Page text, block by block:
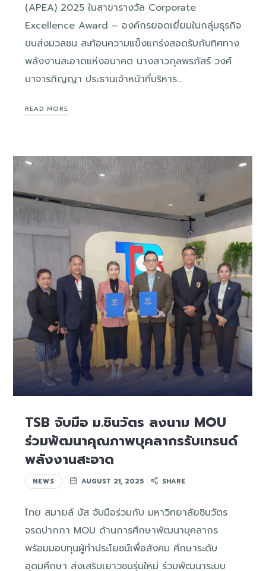
(APEA) 2025 ในสาขารางวัล Corporate
Excellence Award – องค์กรยอดเยี่ยมในกลุ่มธุรกิจ
ขนส่งมวลชน สะท้อนความแข็งแกร่งสอดรับกับทิศทาง
พลังงานสะอาดแห่งอนาคต นางสาวกุลพรภัสร์ วงศ์
มาจารภิญญา ประธานเจ้าหน้าที่บริหาร…
READ MORE
TSB จับมือ ม.ชินวัตร ลงนาม MOU
ร่วมพัฒนาคุณภาพบุคลากรรับเทรนด์
พลังงานสะอาด
NEWS AUGUST 21, 2025 SHARE
ไทย สมายล์ บัส จับมือร่วมกับ มหาวิทยาลัยชินวัตร
จรดปากกา MOU ด้านการศึกษาพัฒนาบุคลากร
พร้อมมอบทุนผู้ทำประโยชน์เพื่อสังคม ศึกษาระดับ
อุดมศึกษา ส่งเสริมเยาวชนรุ่นใหม่ ร่วมพัฒนาระบบ